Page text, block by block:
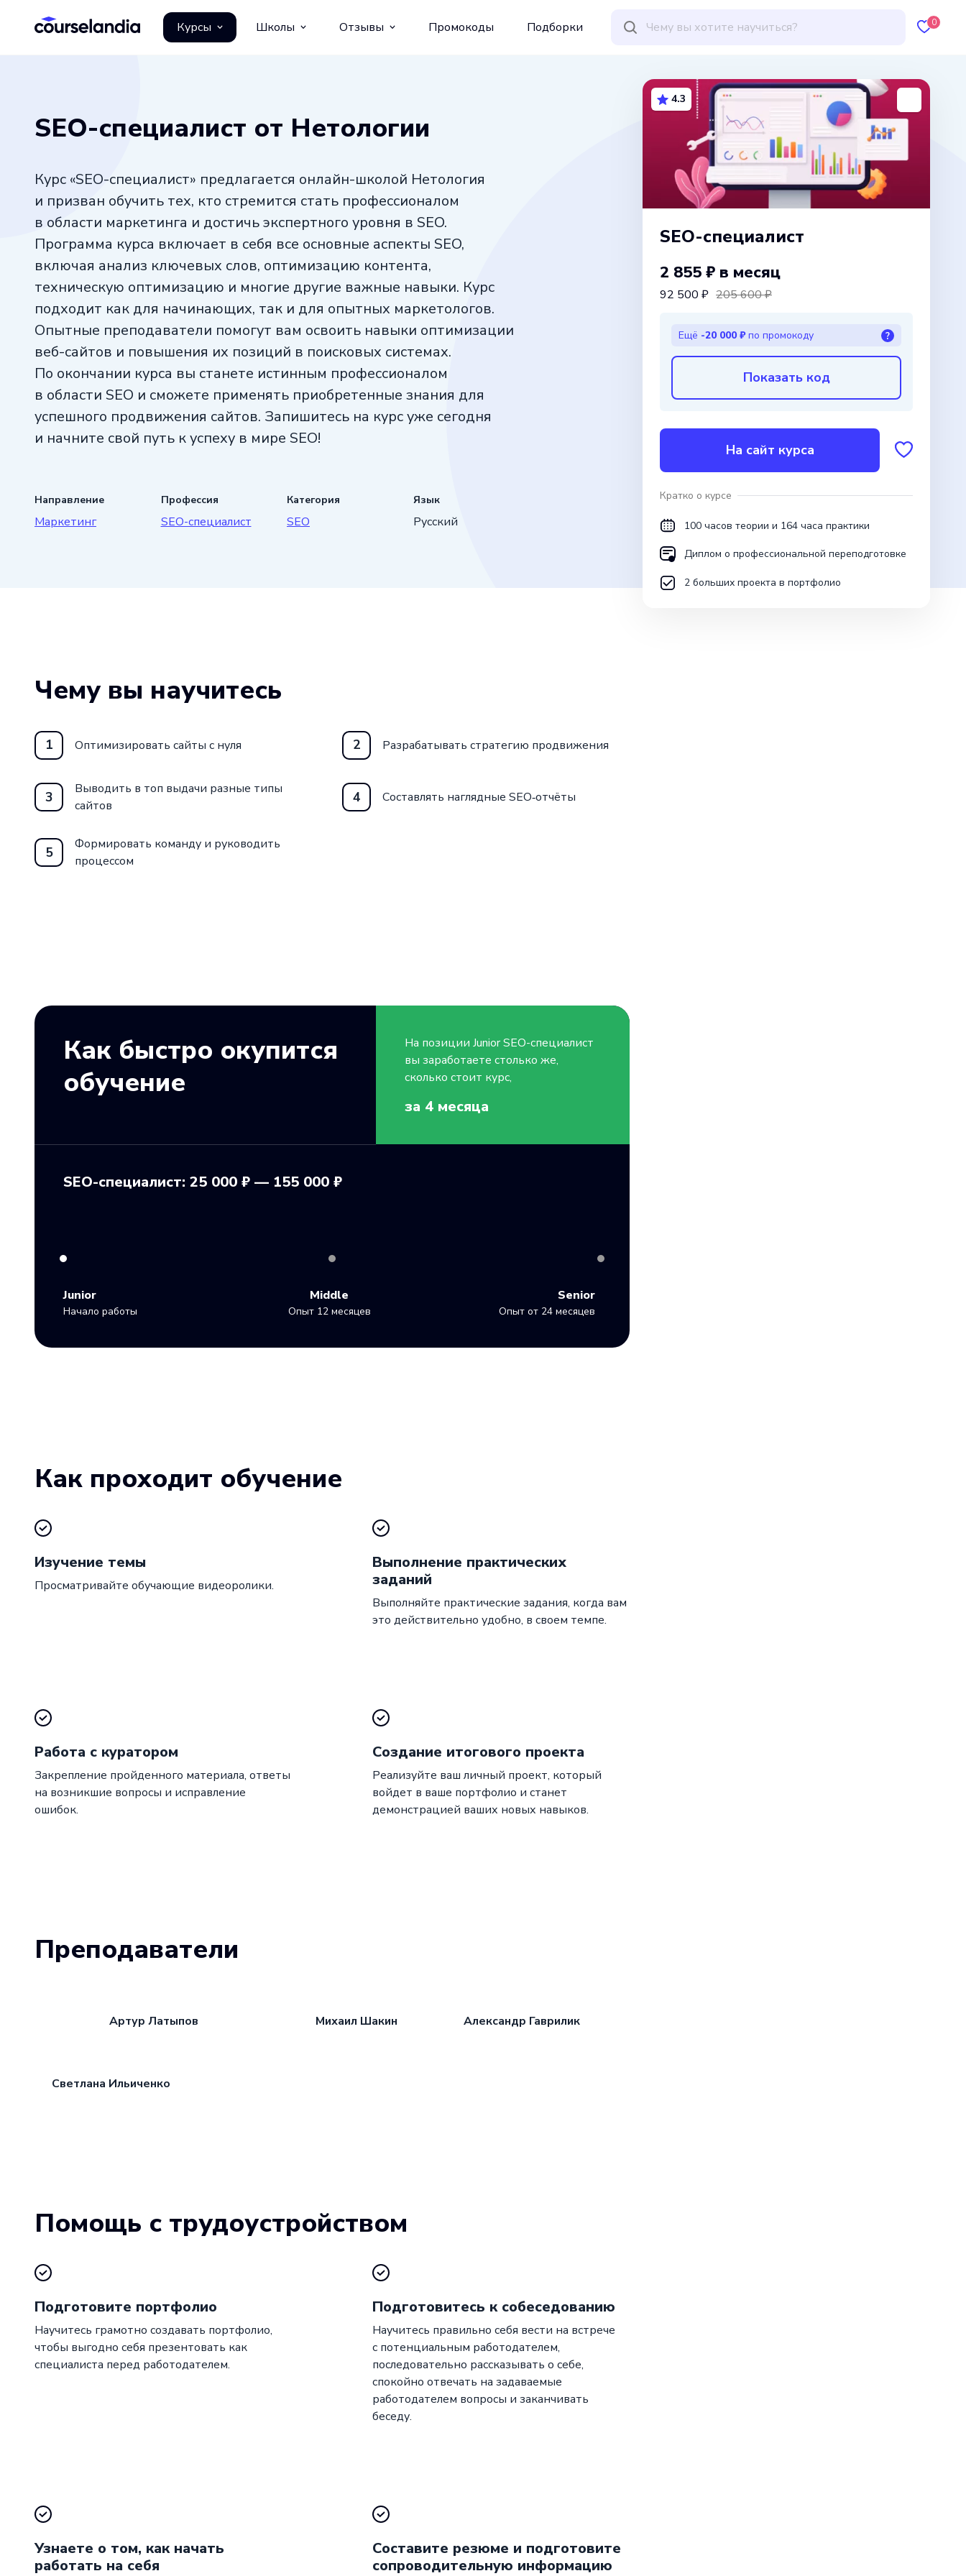
Курсы Школы Отзывы Промокоды Подборки 0
SEO-специалист от Нетологии
Курс «SEO-специалист» предлагается онлайн-школой Нетология
и призван обучить тех, кто стремится стать профессионалом
в области маркетинга и достичь экспертного уровня в SEO.
Программа курса включает в себя все основные аспекты SEO,
включая анализ ключевых слов, оптимизацию контента,
техническую оптимизацию и многие другие важные навыки. Курс
подходит как для начинающих, так и для опытных маркетологов.
Опытные преподаватели помогут вам освоить навыки оптимизации
веб-сайтов и повышения их позиций в поисковых системах.
По окончании курса вы станете истинным профессионалом
в области SEO и сможете применять приобретенные знания для
успешного продвижения сайтов. Запишитесь на курс уже сегодня
и начните свой путь к успеху в мире SEO!
Направление
Маркетинг
Профессия
SEO-специалист
Категория
SEO
Язык
Русский
4.3
SEO-специалист
2 855 ₽ в месяц
92 500 ₽ 205 600 ₽
Ещё -20 000 ₽по промокоду ?
Показать код
На сайт курса
Кратко о курсе
100 часов теории и 164 часа практики
Диплом о профессиональной переподготовке
2 больших проекта в портфолио
Чему вы научитесь
1 Оптимизировать сайты с нуля 2 Разрабатывать стратегию продвижения
3
Выводить в топ выдачи разные типы
сайтов
4 Составлять наглядные SEO‑отчёты
5
Формировать команду и руководить
процессом
Как быстро окупится
обучение
На позиции JuniorSEO-специалист
вы заработаете столько же,
сколько стоит курс,
за 4 месяца
SEO-специалист: 25 000 ₽ — 155 000 ₽
Junior
Начало работы
Middle
Опыт 12 месяцев
Senior
Опыт от 24 месяцев
Как проходит обучение
Изучение темы
Просматривайте обучающие видеоролики.
Выполнение практических
заданий
Выполняйте практические задания, когда вам
это действительно удобно, в своем темпе.
Работа с куратором
Закрепление пройденного материала, ответы
на возникшие вопросы и исправление
ошибок.
Создание итогового проекта
Реализуйте ваш личный проект, который
войдет в ваше портфолио и станет
демонстрацией ваших новых навыков.
Преподаватели
Артур Латыпов Михаил Шакин Александр Гаврилик
Светлана Ильиченко
Помощь с трудоустройством
Подготовите портфолио
Научитесь грамотно создавать портфолио,
чтобы выгодно себя презентовать как
специалиста перед работодателем.
Подготовитесь к собеседованию
Научитесь правильно себя вести на встрече
с потенциальным работодателем,
последовательно рассказывать о себе,
спокойно отвечать на задаваемые
работодателем вопросы и заканчивать
беседу.
Узнаете о том, как начать
работать на себя
Составите резюме и подготовите
сопроводительную информацию